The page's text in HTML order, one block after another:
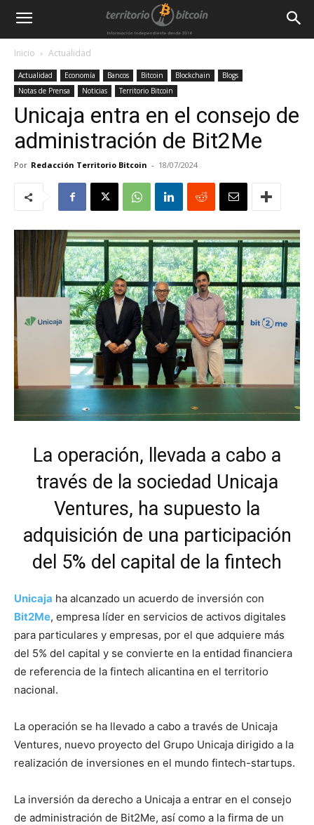
Inicio Actualidad
Actualidad Economía Bancos Bitcoin Blockchain
Blogs
Notas de Prensa
Noticias Territorio Bitcoin
Unicaja entra en el consejo de
administración de Bit2Me
Por Redacción Territorio Bitcoin - 18/07/2024
La operación, llevada a cabo a
través de la sociedad Unicaja
Ventures, ha supuesto la
adquisición de una participación
del 5% del capital de la fintech
Unicaja ha alcanzado un acuerdo de inversión con
Bit2Me, empresa líder en servicios de activos digitales
para particulares y empresas, por el que adquiere más
del 5% del capital y se convierte en la entidad financiera
de referencia de la fintech alicantina en el territorio
nacional.
La operación se ha llevado a cabo a través de Unicaja
Ventures, nuevo proyecto del Grupo Unicaja dirigido a la
realización de inversiones en el mundo fintech-startups.
La inversión da derecho a Unicaja a entrar en el consejo
de administración de Bit2Me, así como a la firma de un